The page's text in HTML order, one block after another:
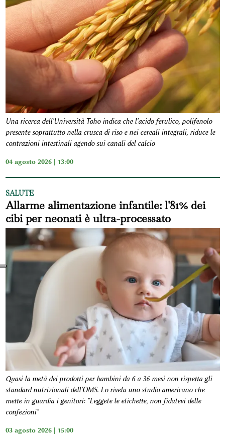
Una ricerca dell'Università Toho indica che l'acido ferulico, polifenolo
presente soprattutto nella crusca di riso e nei cereali integrali, riduce le
contrazioni intestinali agendo sui canali del calcio
04 agosto 2026 | 13:00
SALUTE
Allarme alimentazione infantile: l'81% dei
cibi per neonati è ultra-processato
Quasi la metà dei prodotti per bambini da 6 a 36 mesi non rispetta gli
standard nutrizionali dell'OMS. Lo rivela uno studio americano che
mette in guardia i genitori: "Leggete le etichette, non fidatevi delle
confezioni"
03 agosto 2026 | 15:00